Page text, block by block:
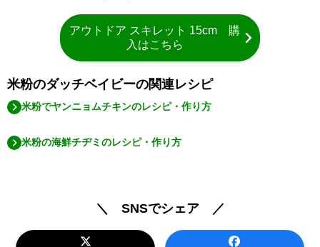
アウトドア スキレット 15cm 購
入はこちら
米粉のダッチベイビーの関連レシピ
米粉でヤンニョムチキンのレシピ・作り方
米粉の海鮮チヂミのレシピ・作り方
＼ SNSでシェア ／